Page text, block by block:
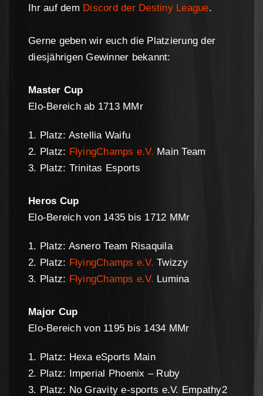
Ihr auf dem Discord der Destiny League.
Gerne geben wir euch die Platzierung der
diesjährigen Gewinner bekannt:
Master Cup
Elo-Bereich ab 1713 MMr
1. Platz: Astellia Waifu
2. Platz: FlyingChamps e.V. Main Team
3. Platz: Trinitas Esports
Heros Cup
Elo-Bereich von 1435 bis 1712 MMr
1. Platz: Asnero Team Risaquila
2. Platz: FlyingChamps e.V. Twizzy
3. Platz: FlyingChamps e.V. Lumina
Major Cup
Elo-Bereich von 1195 bis 1434 MMr
1. Platz: Hexa eSports Main
2. Platz: Imperial Phoenix – Ruby
3. Platz: No Gravity e-sports e.V. Empathy2